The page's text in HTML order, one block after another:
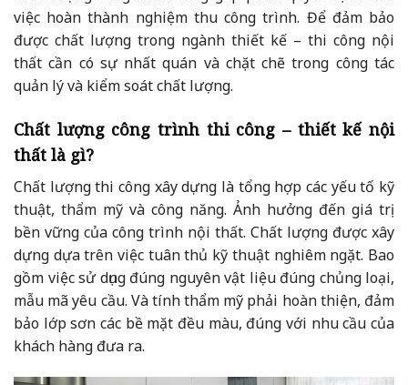
việc hoàn thành nghiệm thu công trình. Để đảm bảo
được chất lượng trong ngành thiết kế – thi công nội
thất cần có sự nhất quán và chặt chẽ trong công tác
quản lý và kiểm soát chất lượng.
Chất lượng công trình thi công – thiết kế nội
thất là gì?
Chất lượng thi công xây dựng là tổng hợp các yếu tố kỹ
thuật, thẩm mỹ và công năng. Ảnh hưởng đến giá trị
bền vững của công trình nội thất. Chất lượng được xây
dựng dựa trên việc tuân thủ kỹ thuật nghiêm ngặt. Bao
gồm việc sử dụng đúng nguyên vật liệu đúng chủng loại,
mẫu mã yêu cầu. Và tính thẩm mỹ phải hoàn thiện, đảm
bảo lớp sơn các bề mặt đều màu, đúng với nhu cầu của
khách hàng đưa ra.